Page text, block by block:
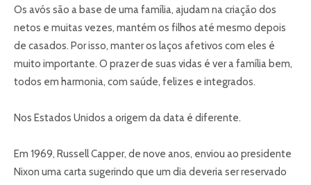
Os avós são a base de uma família, ajudam na criação dos
netos e muitas vezes, mantém os filhos até mesmo depois
de casados. Por isso, manter os laços afetivos com eles é
muito importante. O prazer de suas vidas é ver a família bem,
todos em harmonia, com saúde, felizes e integrados.
Nos Estados Unidos a origem da data é diferente.
Em 1969, Russell Capper, de nove anos, enviou ao presidente
Nixon uma carta sugerindo que um dia deveria ser reservado